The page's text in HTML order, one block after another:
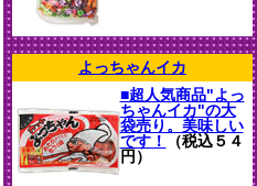
よっちゃんイカ
■超人気商品"よっ
ちゃんイカ"の大
袋売り。美味しい
です！
（税込５４
円）